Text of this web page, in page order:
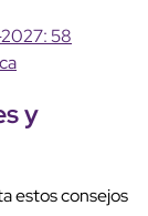
58
y
estos consejos